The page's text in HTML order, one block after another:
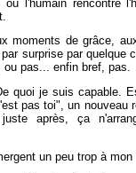
l'humain rencontre
moments de grâce,
surprise par quelque
pas... enfin bref, pas.
quoi je suis capable.
pas toi", un nouveau
après, ça
un peu trop à mon